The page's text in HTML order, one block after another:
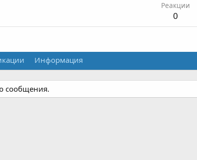
Реакции
0
Информация
сообщения.